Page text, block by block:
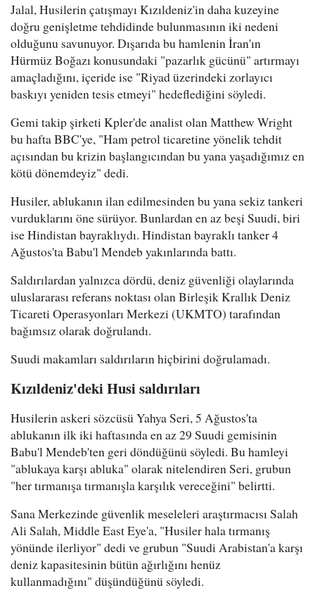
Jalal, Husilerin çatışmayı Kızıldeniz'in daha kuzeyine
doğru genişletme tehdidinde bulunmasının iki nedeni
olduğunu savunuyor. Dışarıda bu hamlenin İran'ın
Hürmüz Boğazı konusundaki "pazarlık gücünü" artırmayı
amaçladığını, içeride ise "Riyad üzerindeki zorlayıcı
baskıyı yeniden tesis etmeyi" hedeflediğini söyledi.
Gemi takip şirketi Kpler'de analist olan Matthew Wright
bu hafta BBC'ye, "Ham petrol ticaretine yönelik tehdit
açısından bu krizin başlangıcından bu yana yaşadığımız en
kötü dönemdeyiz" dedi.
Husiler, ablukanın ilan edilmesinden bu yana sekiz tankeri
vurduklarını öne sürüyor. Bunlardan en az beşi Suudi, biri
ise Hindistan bayraklıydı. Hindistan bayraklı tanker 4
Ağustos'ta Babu'l Mendeb yakınlarında battı.
Saldırılardan yalnızca dördü, deniz güvenliği olaylarında
uluslararası referans noktası olan Birleşik Krallık Deniz
Ticareti Operasyonları Merkezi (UKMTO) tarafından
bağımsız olarak doğrulandı.
Suudi makamları saldırıların hiçbirini doğrulamadı.
Kızıldeniz'deki Husi saldırıları
Husilerin askeri sözcüsü Yahya Seri, 5 Ağustos'ta
ablukanın ilk iki haftasında en az 29 Suudi gemisinin
Babu'l Mendeb'ten geri döndüğünü söyledi. Bu hamleyi
"ablukaya karşı abluka" olarak nitelendiren Seri, grubun
"her tırmanışa tırmanışla karşılık vereceğini" belirtti.
Sana Merkezinde güvenlik meseleleri araştırmacısı Salah
Ali Salah, Middle East Eye'a, "Husiler hala tırmanış
yönünde ilerliyor" dedi ve grubun "Suudi Arabistan'a karşı
deniz kapasitesinin bütün ağırlığını henüz
kullanmadığını" düşündüğünü söyledi.